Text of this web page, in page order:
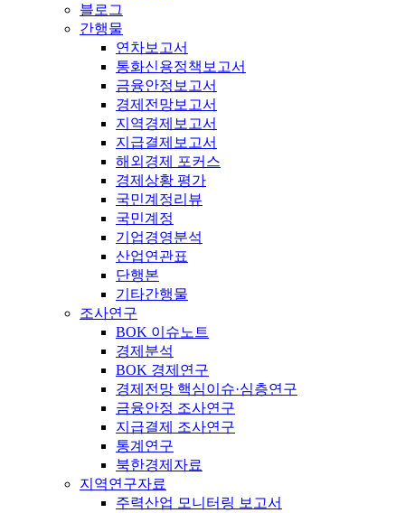
블로그
간행물
연차보고서
통화신용정책보고서
금융안정보고서
경제전망보고서
지역경제보고서
지급결제보고서
해외경제 포커스
경제상황 평가
국민계정리뷰
국민계정
기업경영분석
산업연관표
단행본
기타간행물
조사연구
BOK 이슈노트
경제분석
BOK 경제연구
경제전망 핵심이슈·심층연구
금융안정 조사연구
지급결제 조사연구
통계연구
북한경제자료
지역연구자료
주력산업 모니터링 보고서